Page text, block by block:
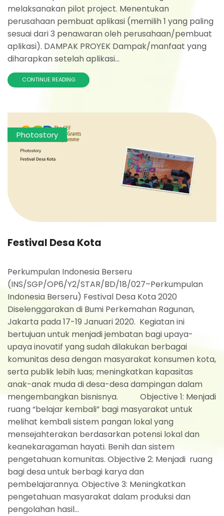
melaksanakan pilot project. Menentukan
perusahaan pembuat aplikasi (memilih 1 yang paling
sesuai dari 3 penawaran oleh perusahaan/pembuat
aplikasi). DAMPAK PROYEK Dampak/manfaat yang
diharapkan setelah aplikasi...
CONTINUE READING
Photostory
Festival Desa Kota
Perkumpulan Indonesia Berseru
(INS/SGP/OP6/Y2/STAR/BD/18/027–Perkumpulan
Indonesia Berseru) Festival Desa Kota 2020
Diselenggarakan di Bumi Perkemahan Ragunan,
Jakarta pada 17-19 Januari 2020. Kegiatan ini
bertujuan untuk menjadi jembatan bagi upaya-
upaya inovatif yang sudah dilakukan berbagai
komunitas desa dengan masyarakat konsumen kota,
serta publik lebih luas; meningkatkan kapasitas
anak-anak muda di desa-desa dampingan dalam
mengembangkan bisnisnya. Objective 1: Menjadi
ruang “belajar kembali” bagi masyarakat untuk
melihat kembali sistem pangan lokal yang
mensejahterakan berdasarkan potensi lokal dan
keanekaragaman hayati. Benih dan sistem
pengetahuan komunitas. Objective 2: Menjadi ruang
bagi desa untuk berbagi karya dan
pembelajarannya. Objective 3: Meningkatkan
pengetahuan masyarakat dalam produksi dan
pengolahan hasil...